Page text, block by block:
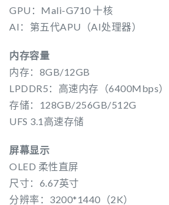
GPU：Mali-G710 十核
AI：第五代APU（AI处理器）
内存容量
内存：8GB/12GB
LPDDR5：高速内存（6400Mbps）
存储：128GB/256GB/512G
UFS 3.1高速存储
屏幕显示
OLED 柔性直屏
尺寸：6.67英寸
分辨率：3200*1440（2K）